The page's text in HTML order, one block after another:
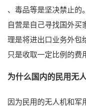
、毒品等是坚决禁止的
自营是自己寻找国外
理是将进出口业务外包
只是收取一定比例的费
为什么国内的民用无
因为民用的无人机和军